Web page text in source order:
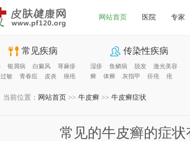
网站首页 医院 专家
常见疾病
银屑病 白癜风
荨麻疹
敏
青春痘 皮炎 痤疮
传染性疾病
湿疹 鱼鳞病 脱发
激光美容
癣
体癣 灰指甲 疥疮 疮
当前位置： 网站首页 >> 牛皮癣 >> 牛皮癣症状
常见的牛皮癣的症状